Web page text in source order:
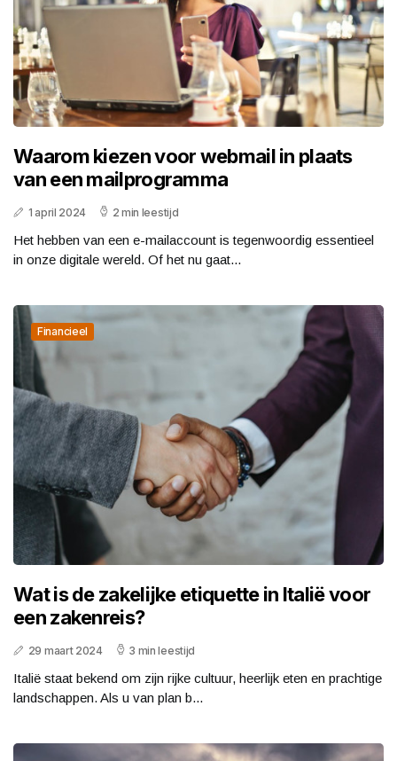
Waarom kiezen voor webmail in plaats
van een mailprogramma
1 april 2024 2 min leestijd
Het hebben van een e-mailaccount is tegenwoordig essentieel
in onze digitale wereld. Of het nu gaat...
Financieel
Wat is de zakelijke etiquette in Italië voor
een zakenreis?
29 maart 2024 3 min leestijd
Italië staat bekend om zijn rijke cultuur, heerlijk eten en prachtige
landschappen. Als u van plan b...